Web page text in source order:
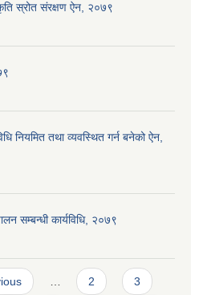
स्रोत संरक्षण ऐन, २०७९
नियमित तथा व्यवस्थित गर्न बनेको ऐन,
सम्बन्धी कार्यविधि, २०७९
2 3